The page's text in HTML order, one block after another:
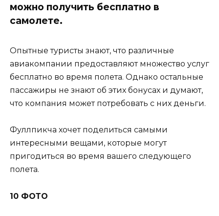
можно получить бесплатно в
самолете.
Опытные туристы знают, что различные
авиакомпании предоставляют множество услуг
бесплатно во время полета. Однако остальные
пассажиры не знают об этих бонусах и ​​думают,
что компания может потребовать с них деньги.
Фуллпикча хочет поделиться самыми
интересными вещами, которые могут
пригодиться во время вашего следующего
полета.
10 ФОТО